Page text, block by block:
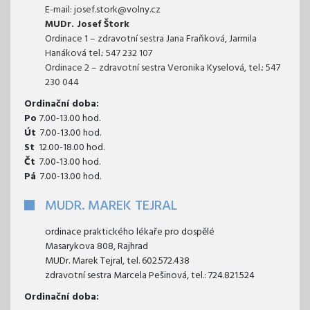
E-mail: josef.stork@volny.cz
MUDr. Josef Štork
Ordinace 1 – zdravotní sestra Jana Fraňková, Jarmila
Hanáková tel.: 547 232 107
Ordinace 2 – zdravotní sestra Veronika Kyselová, tel.: 547
230 044
Ordinační doba:
Po 7.00-13.00 hod.
Út 7.00-13.00 hod.
St 12.00-18.00 hod.
Čt 7.00-13.00 hod.
Pá 7.00-13.00 hod.
MUDR. MAREK TEJRAL
ordinace praktického lékaře pro dospělé
Masarykova 808, Rajhrad
MUDr. Marek Tejral, tel. 602.572.438
zdravotní sestra Marcela Pešinová, tel.: 724.821.524
Ordinační doba: